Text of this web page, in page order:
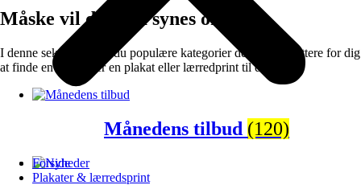
Forside
Plakater & lærredsprint
Måske vil du også synes om:
I denne sektion finder du populære kategorier der gør det lettere for dig
at finde en gave eller en plakat eller lærredprint til dig selv.
Månedens tilbud (120)